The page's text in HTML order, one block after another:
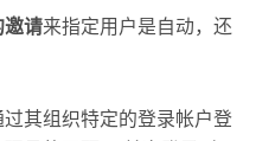
请来指定用户是自动，还
其组织特定的登录帐户登